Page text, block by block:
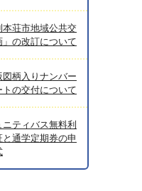
本荘市地域公共交
」の改訂について
図柄入りナンバー
トの交付について
ニティバス無料利
と通学定期券の申